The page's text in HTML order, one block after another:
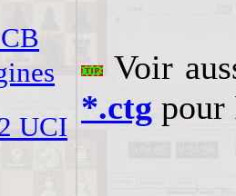
UCI
Voir
*.ctg pour